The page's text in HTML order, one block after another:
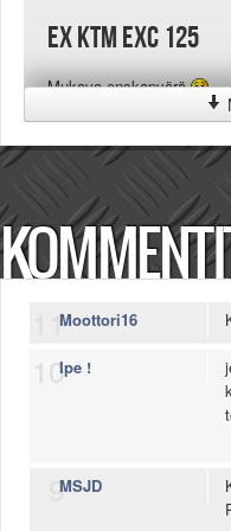
EX KTM EXC 125
Mukava enskapyörä
11Moottori16
10Ipe !
9
MSJD